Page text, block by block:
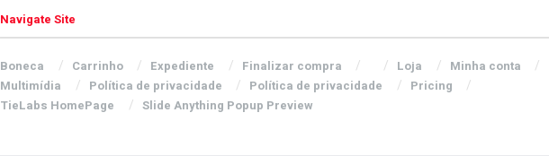
Navigate Site
Boneca Carrinho Expediente Finalizar compra Loja
Minha conta
Multimídia
Política de privacidade Política de privacidade
Pricing
TieLabs HomePage
Slide Anything Popup Preview